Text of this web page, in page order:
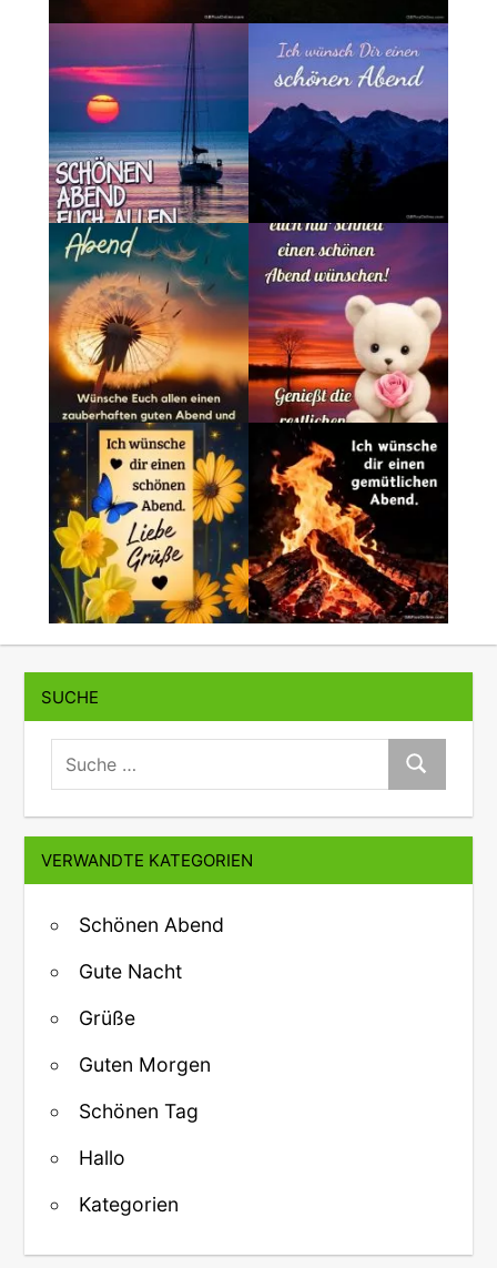
SUCHE
suche:
Suche
VERWANDTE KATEGORIEN
Schönen Abend
Gute Nacht
Grüße
Guten Morgen
Schönen Tag
Hallo
Kategorien